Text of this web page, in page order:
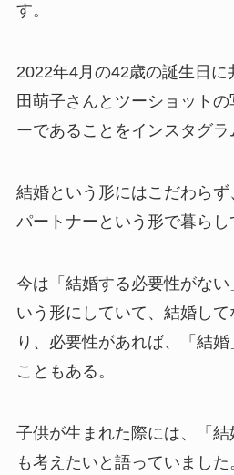
す。
2022年4月の42歳の誕生日
田萌子さんとツーショット
ーであることをインスタグラ
結婚という形にはこだわらず
パートナーという形で暮らし
今は「結婚する必要性がない
いう形にしていて、結婚し
り、必要性があれば、「結
こともある。
子供が生まれた際には、「結
も考えたいと語っていました